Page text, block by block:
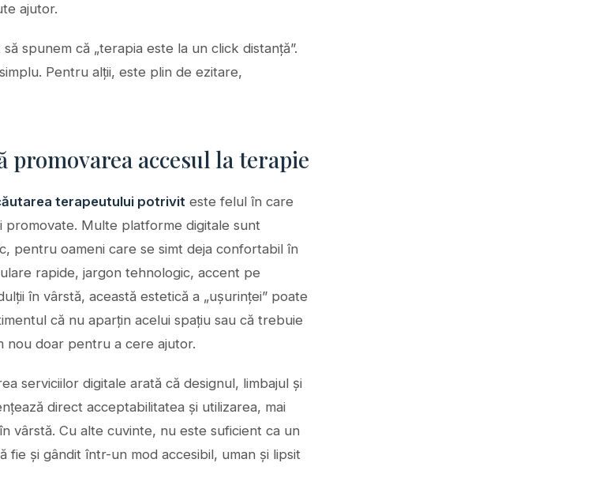
ajutor.
spunem că „terapia este la un click distanță”.
Pentru alții, este plin de ezitare,
promovarea accesul la terapie
terapeutului potrivit este felul în care
promovate. Multe platforme digitale sunt
pentru oameni care se simt deja confortabil în
rapide, jargon tehnologic, accent pe
în vârstă, această estetică a „ușurinței” poate
că nu aparțin acelui spațiu sau că trebuie
nou doar pentru a cere ajutor.
serviciilor digitale arată că designul, limbajul și
direct acceptabilitatea și utilizarea, mai
vârstă. Cu alte cuvinte, nu este suficient ca un
fie și gândit într-un mod accesibil, uman și lipsit